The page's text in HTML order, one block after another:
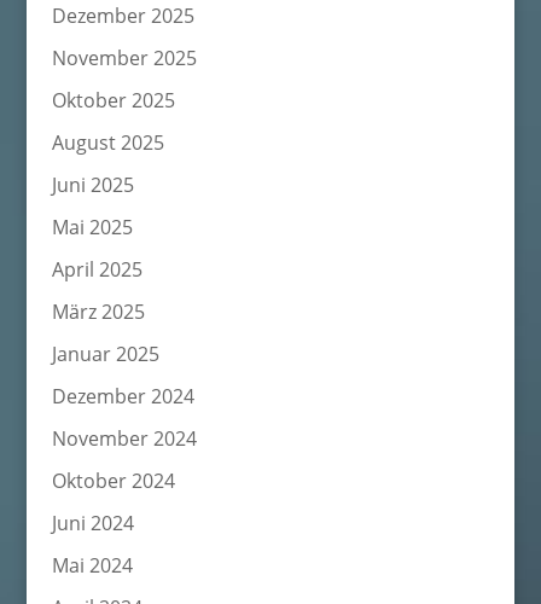
Dezember 2025
November 2025
Oktober 2025
August 2025
Juni 2025
Mai 2025
April 2025
März 2025
Januar 2025
Dezember 2024
November 2024
Oktober 2024
Juni 2024
Mai 2024